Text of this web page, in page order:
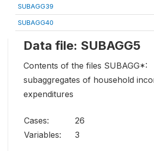
SUBAGG39
SUBAGG40
Data file: SUBAGG5
Contents of the files SUBAGG*:
subaggregates of household
expenditures
Cases:
26
Variables:
3